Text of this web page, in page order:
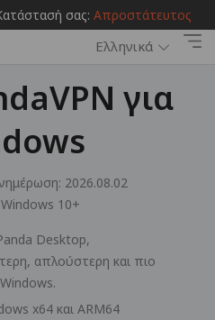
σας: Απροστάτευτος
Ελληνικά
για
2026.08.02
Windows 10+
Desktop,
απλούστερη και πιο
x64 και ARM64